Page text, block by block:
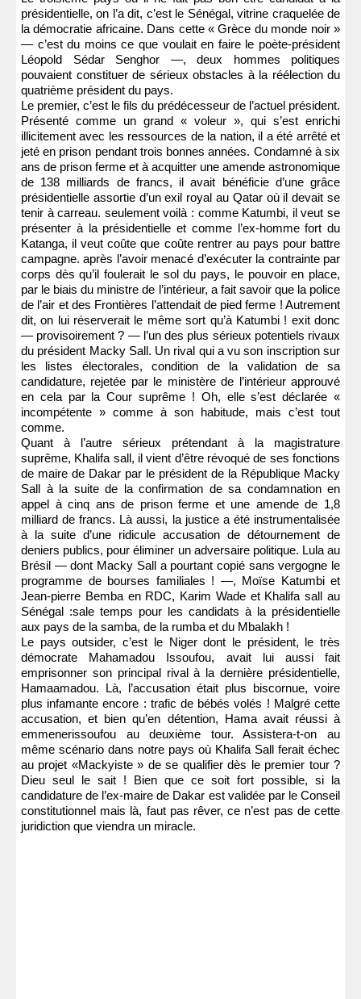
présidentielle, on l’a dit, c’est le Sénégal, vitrine craquelée de
la démocratie africaine. Dans cette « Grèce du monde noir »
— c’est du moins ce que voulait en faire le poète-président
Léopold Sédar Senghor —, deux hommes politiques
pouvaient constituer de sérieux obstacles à la réélection du
quatrième président du pays.
Le premier, c’est le fils du prédécesseur de l’actuel président.
Présenté comme un grand « voleur », qui s’est enrichi
illicitement avec les ressources de la nation, il a été arrêté et
jeté en prison pendant trois bonnes années. Condamné à six
ans de prison ferme et à acquitter une amende astronomique
de 138 milliards de francs, il avait bénéficie d’une grâce
présidentielle assortie d’un exil royal au Qatar où il devait se
tenir à carreau. seulement voilà : comme Katumbi, il veut se
présenter à la présidentielle et comme l’ex-homme fort du
Katanga, il veut coûte que coûte rentrer au pays pour battre
campagne. après l’avoir menacé d’exécuter la contrainte par
corps dès qu’il foulerait le sol du pays, le pouvoir en place,
par le biais du ministre de l’intérieur, a fait savoir que la police
de l’air et des Frontières l’attendait de pied ferme ! Autrement
dit, on lui réserverait le même sort qu’à Katumbi ! exit donc
— provisoirement ? — l’un des plus sérieux potentiels rivaux
du président Macky Sall. Un rival qui a vu son inscription sur
les listes électorales, condition de la validation de sa
candidature, rejetée par le ministère de l’intérieur approuvé
en cela par la Cour suprême ! Oh, elle s’est déclarée «
incompétente » comme à son habitude, mais c’est tout
comme.
Quant à l’autre sérieux prétendant à la magistrature
suprême, Khalifa sall, il vient d’être révoqué de ses fonctions
de maire de Dakar par le président de la République Macky
Sall à la suite de la confirmation de sa condamnation en
appel à cinq ans de prison ferme et une amende de 1,8
milliard de francs. Là aussi, la justice a été instrumentalisée
à la suite d’une ridicule accusation de détournement de
deniers publics, pour éliminer un adversaire politique. Lula au
Brésil — dont Macky Sall a pourtant copié sans vergogne le
programme de bourses familiales ! —, Moïse Katumbi et
Jean-pierre Bemba en RDC, Karim Wade et Khalifa sall au
Sénégal :sale temps pour les candidats à la présidentielle
aux pays de la samba, de la rumba et du Mbalakh !
Le pays outsider, c’est le Niger dont le président, le très
démocrate Mahamadou Issoufou, avait lui aussi fait
emprisonner son principal rival à la dernière présidentielle,
Hamaamadou. Là, l’accusation était plus biscornue, voire
plus infamante encore : trafic de bébés volés ! Malgré cette
accusation, et bien qu’en détention, Hama avait réussi à
emmenerissoufou au deuxième tour. Assistera-t-on au
même scénario dans notre pays où Khalifa Sall ferait échec
au projet «Mackyiste » de se qualifier dès le premier tour ?
Dieu seul le sait ! Bien que ce soit fort possible, si la
candidature de l’ex-maire de Dakar est validée par le Conseil
constitutionnel mais là, faut pas rêver, ce n’est pas de cette
juridiction que viendra un miracle.